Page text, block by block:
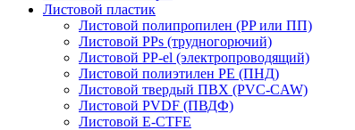
Листовой пластик
Листовой полипропилен (PP или ПП)
Листовой PPs (трудногорючий)
Листовой PP-el (электропроводящий)
Листовой полиэтилен PE (ПНД)
Листовой твердый ПВХ (PVC-CAW)
Листовой PVDF (ПВДФ)
Листовой E-CTFE